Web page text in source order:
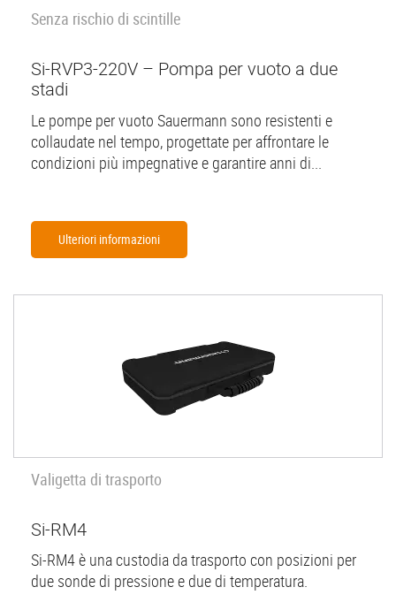
Senza rischio di scintille
Si-RVP3-220V – Pompa per vuoto a due
stadi
Le pompe per vuoto Sauermann sono resistenti e
collaudate nel tempo, progettate per affrontare le
condizioni più impegnative e garantire anni di...
Ulteriori informazioni
Valigetta di trasporto
Si-RM4
Si-RM4 è una custodia da trasporto con posizioni per
due sonde di pressione e due di temperatura.